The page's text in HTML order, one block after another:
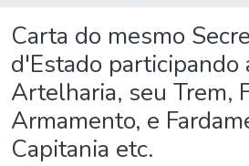
Carta do mesmo
d'Estado participando
Artelharia, seu Trem,
Armamento, e
Capitania etc.